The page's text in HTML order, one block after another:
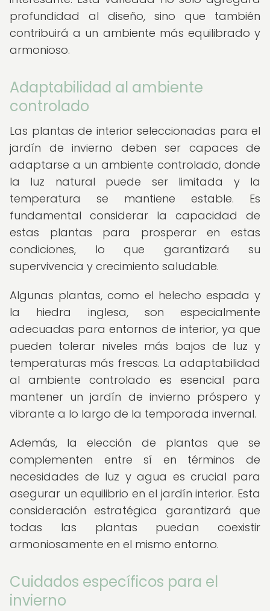
profundidad al diseño, sino que también
contribuirá a un ambiente más equilibrado y
armonioso.
Adaptabilidad al ambiente
controlado
Las plantas de interior seleccionadas para el
jardín de invierno deben ser capaces de
adaptarse a un ambiente controlado, donde
la luz natural puede ser limitada y la
temperatura se mantiene estable. Es
fundamental considerar la capacidad de
estas plantas para prosperar en estas
condiciones, lo que garantizará su
supervivencia y crecimiento saludable.
Algunas plantas, como el helecho espada y
la hiedra inglesa, son especialmente
adecuadas para entornos de interior, ya que
pueden tolerar niveles más bajos de luz y
temperaturas más frescas. La adaptabilidad
al ambiente controlado es esencial para
mantener un jardín de invierno próspero y
vibrante a lo largo de la temporada invernal.
Además, la elección de plantas que se
complementen entre sí en términos de
necesidades de luz y agua es crucial para
asegurar un equilibrio en el jardín interior. Esta
consideración estratégica garantizará que
todas las plantas puedan coexistir
armoniosamente en el mismo entorno.
Cuidados específicos para el
invierno